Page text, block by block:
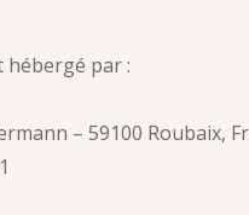
hébergé par :
– 59100 Roubaix,